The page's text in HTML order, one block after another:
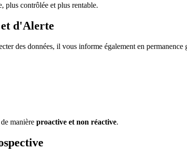
plus contrôlée et plus rentable.
d'Alerte
des données, il vous informe également en permanence
manière proactive et non réactive.